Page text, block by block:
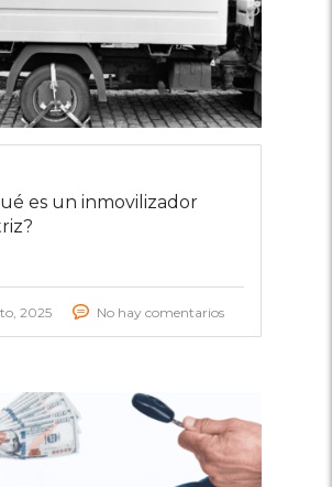
es un inmovilizador
2025 No hay comentarios